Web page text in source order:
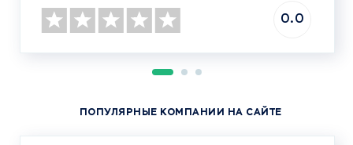
0.0
ПОПУЛЯРНЫЕ КОМПАНИИ НА САЙТЕ